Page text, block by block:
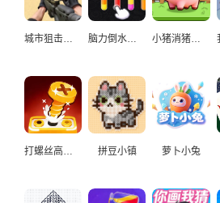
城市狙击手游戏 脑力倒水挑战 小猪消猪猪游戏
打螺丝高手益智游戏 拼豆小镇 萝卜小兔